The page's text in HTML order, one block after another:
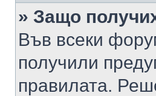
» Защо
Във всеки
получили
правилата.